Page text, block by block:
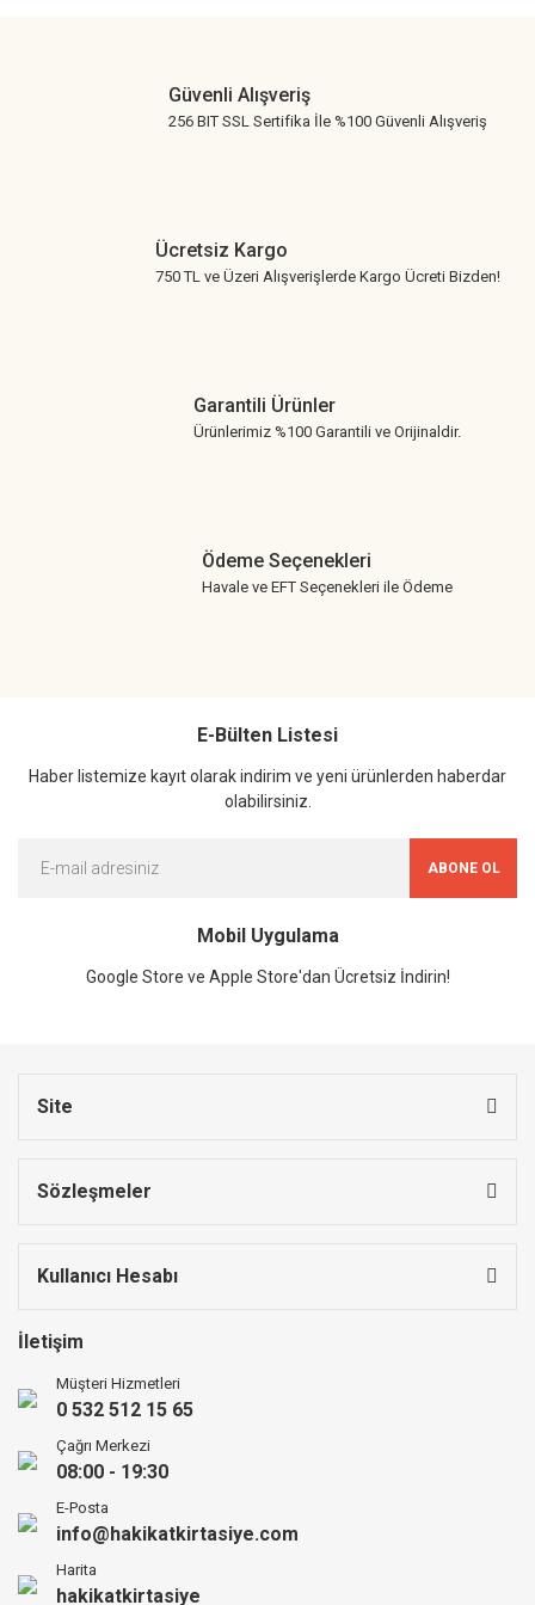
Güvenli Alışveriş
256 BIT SSL Sertifika İle %100 Güvenli Alışveriş
Ücretsiz Kargo
750 TL ve Üzeri Alışverişlerde Kargo Ücreti Bizden!
Garantili Ürünler
Ürünlerimiz %100 Garantili ve Orijinaldir.
Ödeme Seçenekleri
Havale ve EFT Seçenekleri ile Ödeme
E-Bülten Listesi
Haber listemize kayıt olarak indirim ve yeni ürünlerden haberdar
olabilirsiniz.
ABONE OL
Mobil Uygulama
Google Store ve Apple Store'dan Ücretsiz İndirin!
Site
Sözleşmeler
Kullanıcı Hesabı
İletişim
Müşteri Hizmetleri
0 532 512 15 65
Çağrı Merkezi
08:00 - 19:30
E-Posta
info@hakikatkirtasiye.com
Harita
hakikatkirtasiye